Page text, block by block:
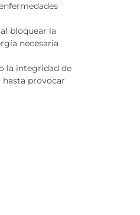
bloquear la
necesaria
la integridad de
provocar